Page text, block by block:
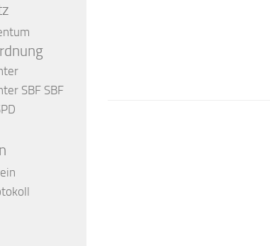
SBF SBF